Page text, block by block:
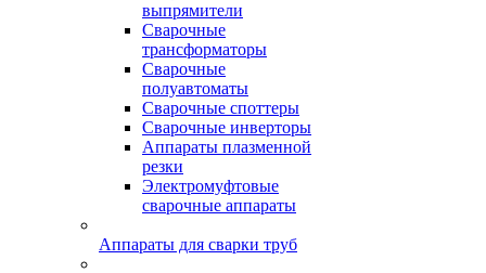
выпрямители
Сварочные
трансформаторы
Сварочные
полуавтоматы
Сварочные споттеры
Сварочные инверторы
Аппараты плазменной
резки
Электромуфтовые
сварочные аппараты
Аппараты для сварки труб